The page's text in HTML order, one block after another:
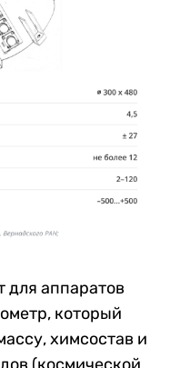
для аппаратов
который
химсостав и